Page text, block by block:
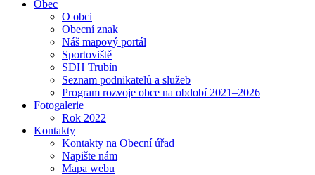
Obec
O obci
Obecní znak
Náš mapový portál
Sportoviště
SDH Trubín
Seznam podnikatelů a služeb
Program rozvoje obce na období 2021–2026
Fotogalerie
Rok 2022
Kontakty
Kontakty na Obecní úřad
Napište nám
Mapa webu